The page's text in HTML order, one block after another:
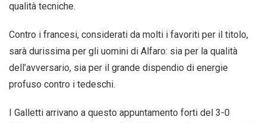
qualità tecniche.
Contro i francesi, considerati da molti i favoriti per il titolo,
sarà durissima per gli uomini di Alfaro: sia per la qualità
dell’avversario, sia per il grande dispendio di energie
profuso contro i tedeschi.
I Galletti arrivano a questo appuntamento forti del 3-0